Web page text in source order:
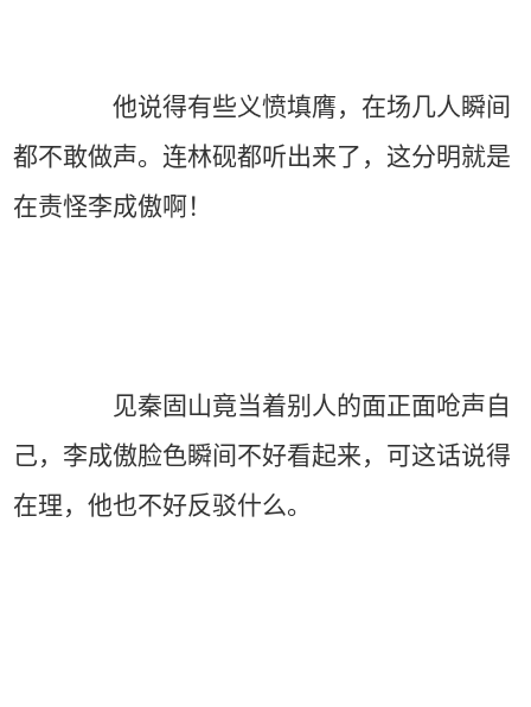
他说得有些义愤填膺，在场几人瞬间
都不敢做声。连林砚都听出来了，这分明就是
在责怪李成傲啊！
见秦固山竟当着别人的面正面呛声自
己，李成傲脸色瞬间不好看起来，可这话说得
在理，他也不好反驳什么。